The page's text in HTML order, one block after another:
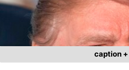
caption +